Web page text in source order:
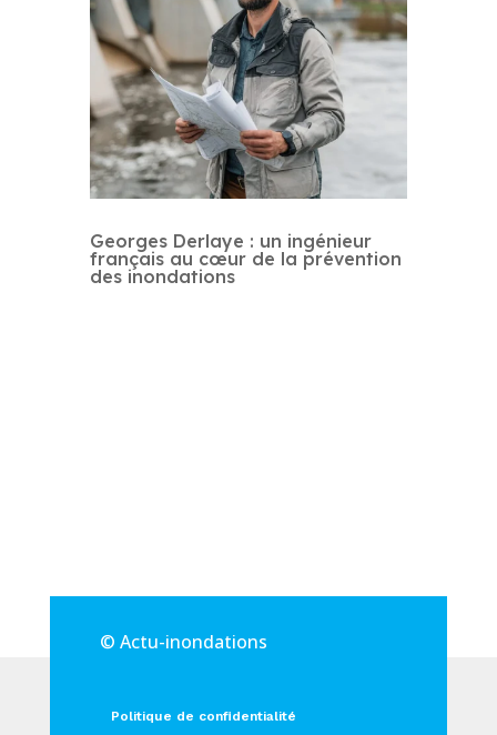
Georges Derlaye : un ingénieur
français au cœur de la prévention
des inondations
© Actu-inondations
Politique de confidentialité